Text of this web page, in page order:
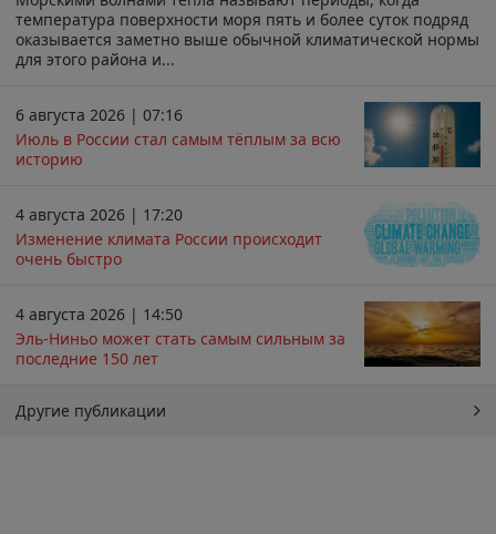
температура поверхности моря пять и более суток подряд
оказывается заметно выше обычной климатической нормы
для этого района и...
6 августа 2026 | 07:16
Июль в России стал самым тёплым за всю
историю
4 августа 2026 | 17:20
Изменение климата России происходит
очень быстро
4 августа 2026 | 14:50
Эль-Ниньо может стать самым сильным за
последние 150 лет
Другие публикации